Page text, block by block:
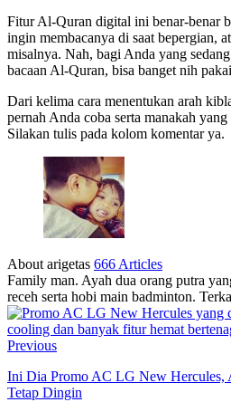
Fitur Al-Quran digital ini benar-benar
ingin membacanya di saat bepergian,
misalnya. Nah, bagi Anda yang
bacaan Al-Quran, bisa banget nih
Dari kelima cara menentukan arah
pernah Anda coba serta manakah
Silakan tulis pada kolom komentar ya.
About arigetas 666 Articles
Family man. Ayah dua orang putra
receh serta hobi main badminton.
Previous
Ini Dia Promo AC LG New Hercules,
Tetap Dingin